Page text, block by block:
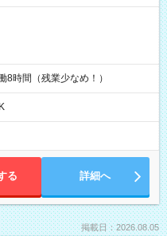
時間（残業少なめ！）
る 詳細へ
掲載日：2026.08.05